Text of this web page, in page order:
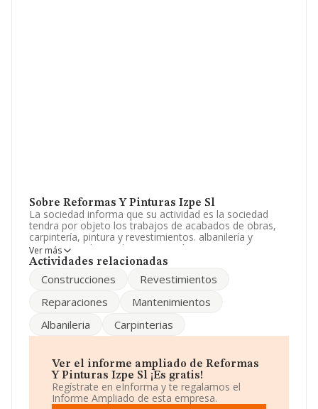
Sobre Reformas Y Pinturas Izpe Sl
La sociedad informa que su actividad es la sociedad
tendra por objeto los trabajos de acabados de obras,
carpintería, pintura y revestimientos. albanilería y
pequeños trabajos de construcción. construcción
completa, reparación y conservación de edificaciones y.
como Sociedad Limitada. Su actividad CNAE es 'Pintura
tiene actividad en mercados exteriores.
Acerca de los empleados, ha contado con una
reducción del 14% y según las cifras existentes en la
ha estado por encima de la media de sector.
Dentro del ranking de empresas elaborado por
INFORMA, atendiendo a los niveles de facturación,
Ver más
Actividades relacionadas
Construcciones
Revestimientos
Reparaciones
Mantenimientos
Albanileria
Carpinterias
Ver el informe ampliado de Reformas
Y Pinturas Izpe Sl ¡Es gratis!
Regístrate en eInforma y te regalamos el
Informe Ampliado de esta empresa.